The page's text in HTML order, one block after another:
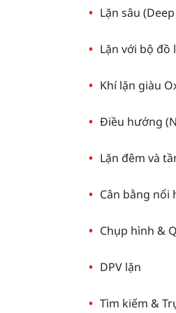
Lặn sâu
Lặn với bộ đồ
Khí lặn giàu
Điều hướng
Lặn đêm và
Cân bằng nổi
Chụp hình &
DPV lặn
Tìm kiếm &